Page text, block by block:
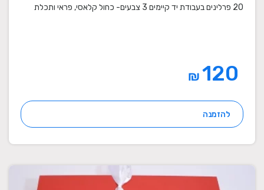
20 פרלינים בעבודת יד קיימים 3 צבעים- כחול קלאסי, פראי ותכלת
₪
להזמנה